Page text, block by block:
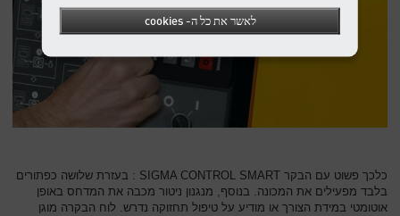
כלכך פשוט עם הבקר SIGMA CONTROL SMART : בעזרת שלושה כפתורים
בלבד מפעילים את המכונה. בנוסף, מנגנון ניטור מכבה את המדחס באופן
אוטומטי במידת הצורך או מודיע על טיפול תחזוקה נדרש. לוח הבקרה מוגן
לאשר את כל ה- cookies